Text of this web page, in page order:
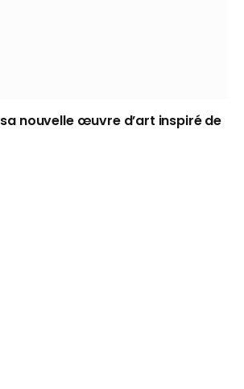
nouvelle œuvre d’art inspiré de